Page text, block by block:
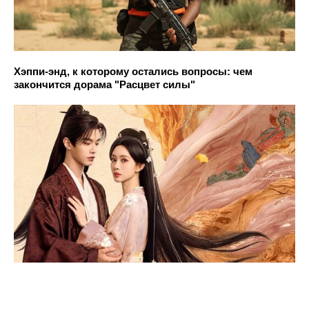
Хэппи-энд, к которому остались вопросы: чем
закончится дорама "Расцвет силы"